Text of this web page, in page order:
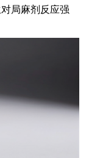
局麻剂反应强